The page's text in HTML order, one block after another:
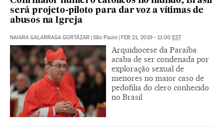
será projeto-piloto para dar voz a vítimas de
abusos na Igreja
NAIARA GALARRAGA GORTÁZAR São Paulo FEB 21, 2019 - 11:00 EST
Arquidiocese da Paraíba
acaba de ser condenada por
exploração sexual de
menores no maior caso de
pedofilia do clero conhecido
no Brasil